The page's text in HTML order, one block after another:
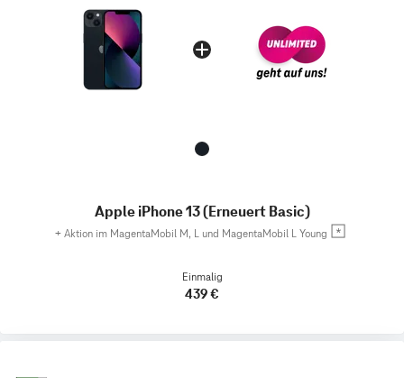
Apple iPhone 13 (Erneuert Basic)
+ Aktion im MagentaMobil M, L und MagentaMobil L Young
Einmalig
439 €